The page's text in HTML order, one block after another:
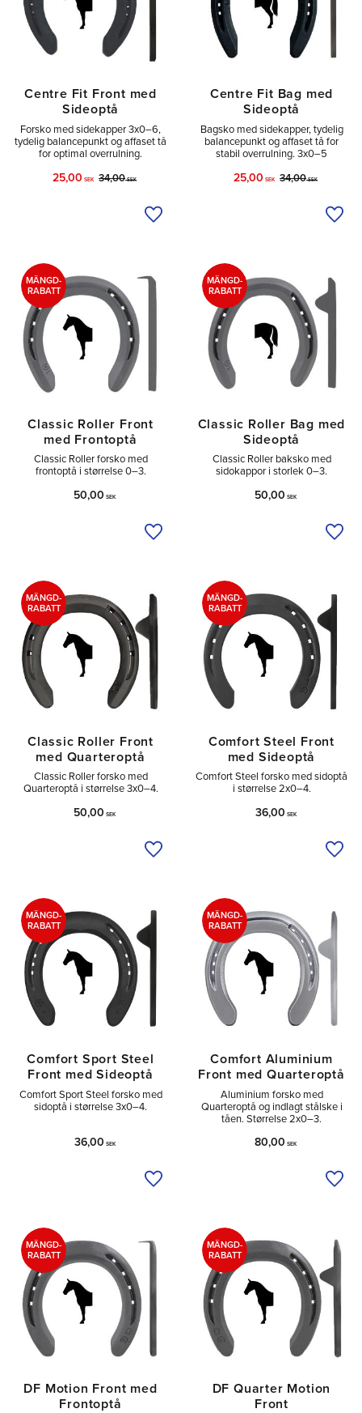
Centre Fit Front med
Sideoptå
Forsko med sidekapper 3x0–6,
tydelig balancepunkt og affaset tå
for optimal overrulning.
25,00 SEK 34,00SEK
Tilføj til ønskeliste
Centre Fit Bag med
Sideoptå
Bagsko med sidekapper, tydelig
balancepunkt og affaset tå for
stabil overrulning. 3x0–5
25,00 SEK 34,00SEK
Classic Roller Front
med Frontoptå
Classic Roller forsko med
frontoptå i størrelse 0–3.
50,00 SEK
MÄNGD-
RABATT
Tilføj til ønskeliste
Classic Roller Bag med
Sideoptå
Classic Roller baksko med
sidokappor i storlek 0–3.
50,00 SEK
MÄNGD-
RABATT
Classic Roller Front
med Quarteroptå
Classic Roller forsko med
Quarteroptå i størrelse 3x0–4.
50,00 SEK
MÄNGD-
RABATT
Tilføj til ønskeliste
Comfort Steel Front
med Sideoptå
Comfort Steel forsko med sidoptå
i størrelse 2x0–4.
36,00 SEK
MÄNGD-
RABATT
Comfort Sport Steel
Front med Sideoptå
Comfort Sport Steel forsko med
sidoptå i størrelse 3x0–4.
36,00 SEK
MÄNGD-
RABATT
Tilføj til ønskeliste
Comfort Aluminium
Front med Quarteroptå
Aluminium forsko med
Quarteroptå og indlagt stålske i
tåen. Størrelse 2x0–3.
80,00 SEK
MÄNGD-
RABATT
DF Motion Front med
Frontoptå
MÄNGD-
RABATT
DF Quarter Motion
Front
MÄNGD-
RABATT